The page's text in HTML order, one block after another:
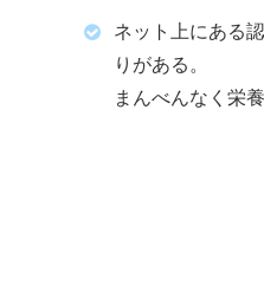
ネット上にある
りがある。
まんべんなく栄